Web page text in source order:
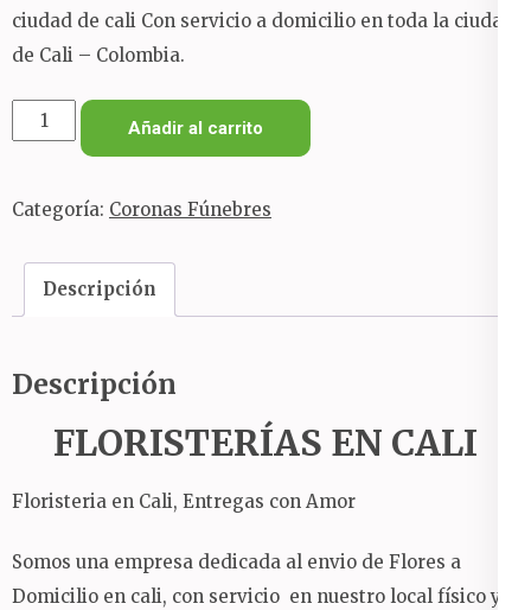
ciudad de cali Con servicio a domicilio en toda la ciudad
de Cali – Colombia.
abanico
blancas
floristeria
cali
Añadir al carrito
Categoría: Coronas Fúnebres
Descripción
Descripción
FLORISTERÍAS EN CALI
Floristeria en Cali, Entregas con Amor
Somos una empresa dedicada al envio de Flores a
Domicilio en cali, con servicio en nuestro local físico y